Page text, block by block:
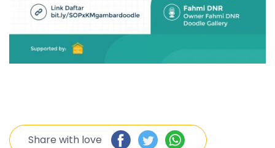
Share with love